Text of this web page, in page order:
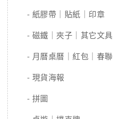
- 紙膠帶｜貼紙｜印章
- 磁鐵｜夾子｜其它文具
- 月曆桌曆｜紅包｜春聯
- 現貨海報
- 拼圖